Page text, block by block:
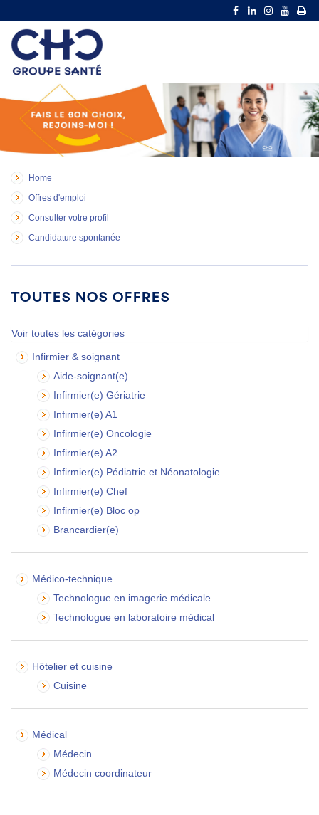
Home
Offres d'emploi
Consulter votre profil
Candidature spontanée
Toutes nos offres
Voir toutes les catégories
Infirmier & soignant
Aide-soignant(e)
Infirmier(e) Gériatrie
Infirmier(e) A1
Infirmier(e) Oncologie
Infirmier(e) A2
Infirmier(e) Pédiatrie et Néonatologie
Infirmier(e) Chef
Infirmier(e) Bloc op
Brancardier(e)
Médico-technique
Technologue en imagerie médicale
Technologue en laboratoire médical
Hôtelier et cuisine
Cuisine
Médical
Médecin
Médecin coordinateur